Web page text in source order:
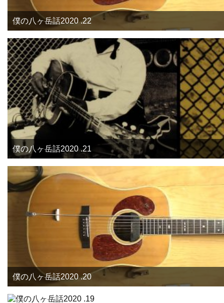
僕の八ヶ岳話2020 .22
僕の八ヶ岳話2020 .21
僕の八ヶ岳話2020 .20